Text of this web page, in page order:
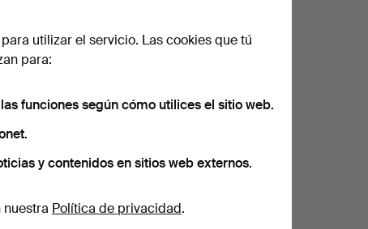
utilizar el servicio. Las cookies que tú
para:
funciones según cómo utilices el sitio web.
y contenidos en sitios web externos.
Política de privacidad.